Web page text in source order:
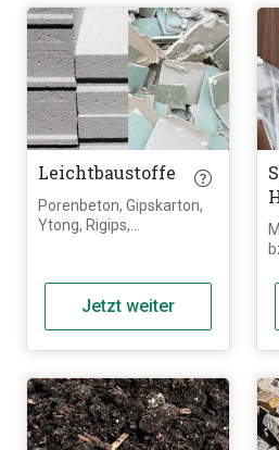
Dämmung oder
Dachpappe).
Leichtbaustoffe
Porenbeton, Gipskarton,
Ytong, Rigips,
Bimsstein, Mauersteine
aus Porenbeton
gipshaltigen Baustoffe.
Jetzt weiter